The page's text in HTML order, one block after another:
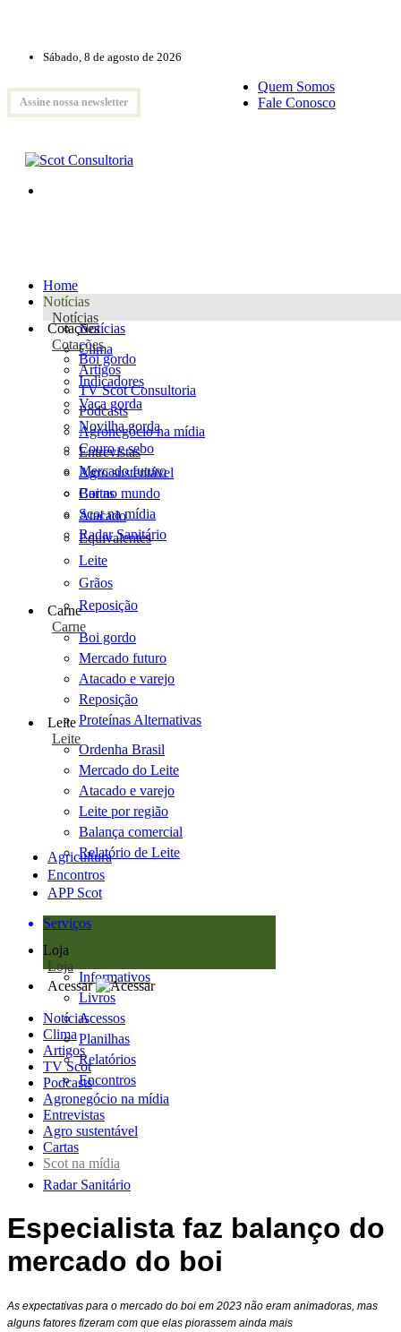
Sábado, 8 de agosto de 2026
Assine nossa newsletter
Quem Somos
Fale Conosco
Home
Notícias
Notícias
Notícias
Clima
Artigos
TV Scot Consultoria
Podcasts
Agronegócio na mídia
Entrevistas
Agro sustentável
Cartas
Scot na mídia
Radar Sanitário
Cotações
Cotações
Boi gordo
Indicadores
Vaca gorda
Novilha gorda
Couro e sebo
Mercado futuro
Boi no mundo
Atacado
Equivalentes
Leite
Grãos
Reposição
Carne
Carne
Boi gordo
Mercado futuro
Atacado e varejo
Reposição
Proteínas Alternativas
Leite
Leite
Ordenha Brasil
Mercado do Leite
Atacado e varejo
Leite por região
Balança comercial
Relatório de Leite
Agricultura
Encontros
APP Scot
Serviços
Loja
Loja
Informativos
Livros
Acessos
Planilhas
Relatórios
Encontros
Acessar
Notícias
Clima
Artigos
TV Scot
Podcasts
Agronegócio na mídia
Entrevistas
Agro sustentável
Cartas
Scot na mídia
Radar Sanitário
Especialista faz balanço do
mercado do boi
As expectativas para o mercado do boi em 2023 não eram animadoras, mas
alguns fatores fizeram com que elas piorassem ainda mais